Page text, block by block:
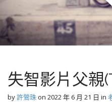
n
t
失智影片父親
by許鶯珠on 2022 年 6 月 21 日 in